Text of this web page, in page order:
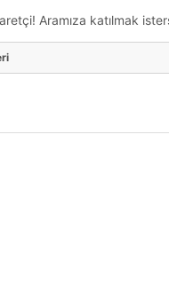
Aramıza katılmak